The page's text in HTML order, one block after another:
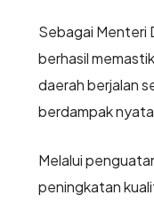
Sebagai Menteri
berhasil
daerah berjalan
berdampak
Melalui
peningkatan